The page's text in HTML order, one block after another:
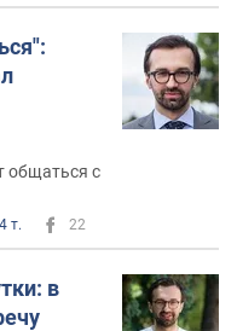
общаться с
т. 22
в